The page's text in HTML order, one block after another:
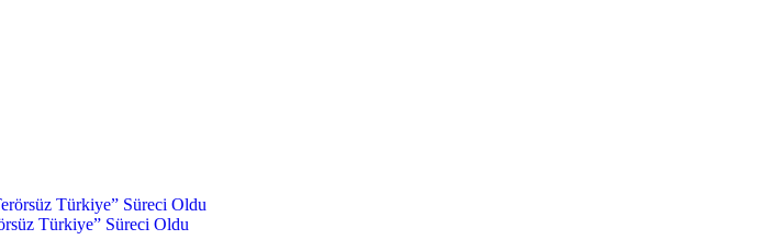
Türkiye” Süreci Oldu